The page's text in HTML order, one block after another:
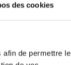
des cookies
afin de permettre le